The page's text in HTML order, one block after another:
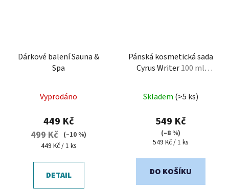
Dárkové balení Sauna &
Spa
Vyprodáno
449 Kč
499 Kč (–10 %)
Měrná
449 Kč / 1 ks
DETAIL
Pánská kosmetická sada
Cyrus Writer100 ml
ml sprchový gel
Skladem (>5 ks)
549 Kč
(–8 %)
Měrná
549 Kč / 1 ks
DO KOŠÍKU